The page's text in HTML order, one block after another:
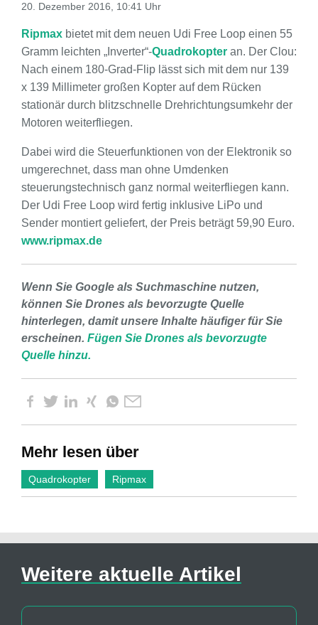
20. Dezember 2016, 10:41 Uhr
Ripmax bietet mit dem neuen Udi Free Loop einen 55
Gramm leichten „Inverter“-Quadrokopter an. Der Clou:
Nach einem 180-Grad-Flip lässt sich mit dem nur 139
x 139 Millimeter großen Kopter auf dem Rücken
stationär durch blitzschnelle Drehrichtungsumkehr der
Motoren weiterfliegen.
Dabei wird die Steuerfunktionen von der Elektronik so
umgerechnet, dass man ohne Umdenken
steuerungstechnisch ganz normal weiterfliegen kann.
Der Udi Free Loop wird fertig inklusive LiPo und
Sender montiert geliefert, der Preis beträgt 59,90 Euro.
www.ripmax.de
Wenn Sie Google als Suchmaschine nutzen,
können Sie Drones als bevorzugte Quelle
hinterlegen, damit unsere Inhalte häufiger für Sie
erscheinen. Fügen Sie Drones als bevorzugte
Quelle hinzu.
Mehr lesen über
Quadrokopter Ripmax
Weitere aktuelle Artikel